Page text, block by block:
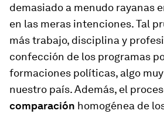
demasiado a menudo rayanas
en las meras intenciones. Tal
más trabajo, disciplina y
confección de los programas
formaciones políticas, algo
nuestro país. Además, el
comparación homogénea de